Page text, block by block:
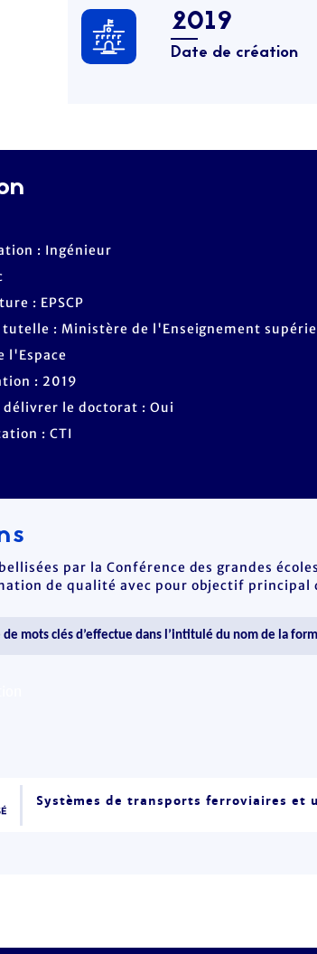
2019
Date de création
: Ingénieur
: EPSCP
: Ministère de l'Enseignement
l'Espace
: 2019
le doctorat : Oui
: CTI
par la Conférence des grandes
de qualité avec pour objectif
Systèmes de transports ferroviaires et